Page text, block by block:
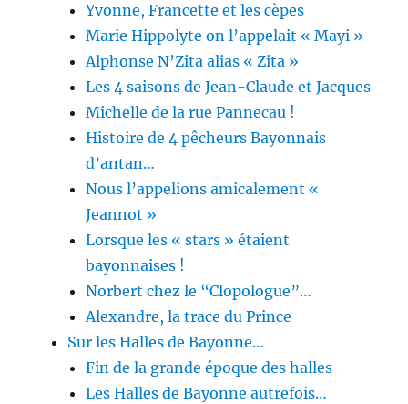
Yvonne, Francette et les cèpes
Marie Hippolyte on l’appelait « Mayi »
Alphonse N’Zita alias « Zita »
Les 4 saisons de Jean-Claude et Jacques
Michelle de la rue Pannecau !
Histoire de 4 pêcheurs Bayonnais
d’antan…
Nous l’appelions amicalement «
Jeannot »
Lorsque les « stars » étaient
bayonnaises !
Norbert chez le “Clopologue”…
Alexandre, la trace du Prince
Sur les Halles de Bayonne…
Fin de la grande époque des halles
Les Halles de Bayonne autrefois…